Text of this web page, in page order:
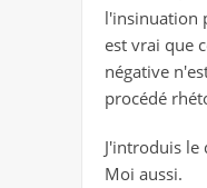
l'insinuation
est vrai que
négative
procédé
J'introduis le
Moi aussi.